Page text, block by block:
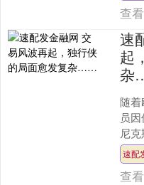
查看
速
起
随
员
尼
力，
独行
速配
查看